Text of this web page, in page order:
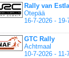
Rally van
Otepää
16-7-2026 - 19-
GTC Rally
Achtmaal
10-7-2026 - 11-